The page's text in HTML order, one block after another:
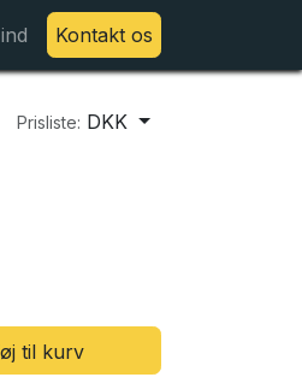
Kontakt os
Prisliste: DKK
til kurv